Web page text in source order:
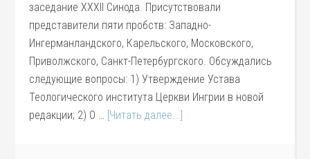
заседание XXXII Синода. Присутствовали
представители пяти пробств: Западно-
Ингерманландского, Карельского, Московского,
Приволжского, Санкт-Петербургского. Обсуждались
следующие вопросы: 1) Утверждение Устава
Теологического института Церкви Ингрии в новой
редакции; 2) О … [Читать далее...]